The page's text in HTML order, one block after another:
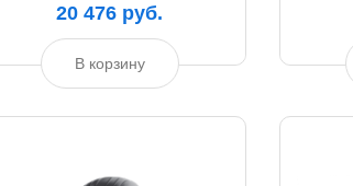
20 476 руб.
В корзину